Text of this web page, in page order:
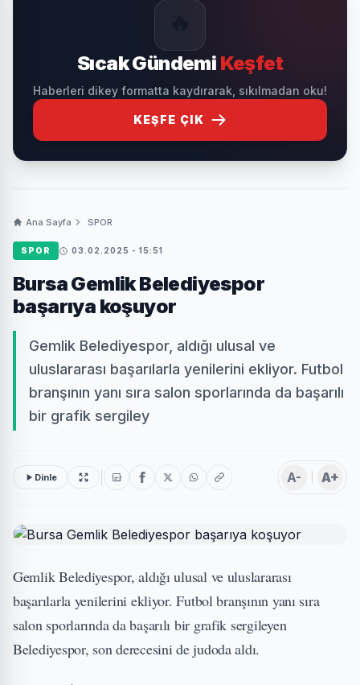
Sıcak Gündemi Keşfet
Haberleri dikey formatta kaydırarak, sıkılmadan oku!
KEŞFE ÇIK
Ana Sayfa SPOR
SPOR 03.02.2025 - 15:51
Bursa Gemlik Belediyespor
başarıya koşuyor
Gemlik Belediyespor, aldığı ulusal ve
uluslararası başarılarla yenilerini ekliyor. Futbol
branşının yanı sıra salon sporlarında da başarılı
bir grafik sergiley
Dinle A- A+
Gemlik Belediyespor, aldığı ulusal ve uluslararası
başarılarla yenilerini ekliyor. Futbol branşının yanı sıra
salon sporlarında da başarılı bir grafik sergileyen
Belediyespor, son derecesini de judoda aldı.